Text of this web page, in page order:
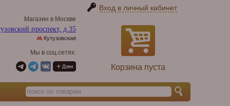
Вход в личный кабинет
Корзина пуста
Магазин в Москве
проспект, д.35
Кутузовская
Мы в соц.сетях: